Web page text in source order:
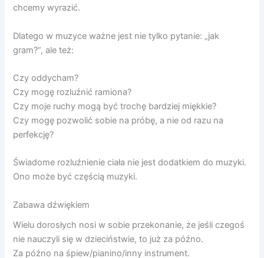
chcemy wyrazić.
Dlatego w muzyce ważne jest nie tylko pytanie: „jak
gram?”, ale też:
Czy oddycham?
Czy mogę rozluźnić ramiona?
Czy moje ruchy mogą być trochę bardziej miękkie?
Czy mogę pozwolić sobie na próbę, a nie od razu na
perfekcję?
Świadome rozluźnienie ciała nie jest dodatkiem do muzyki.
Ono może być częścią muzyki.
Zabawa dźwiękiem
Wielu dorosłych nosi w sobie przekonanie, że jeśli czegoś
nie nauczyli się w dzieciństwie, to już za późno.
Za późno na śpiew/pianino/inny instrument.